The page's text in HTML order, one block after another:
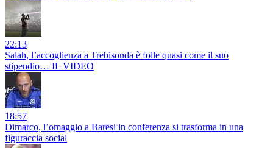
22:13
Salah, l’accoglienza a Trebisonda è folle quasi come il suo
stipendio… IL VIDEO
18:57
Dimarco, l’omaggio a Baresi in conferenza si trasforma in una
figuraccia social